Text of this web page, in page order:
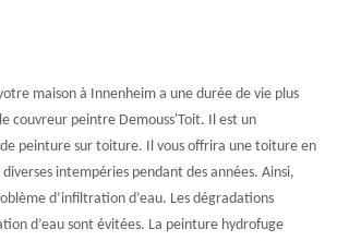
maison à Innenheim a une durée de vie plus
couvreur peintre Demouss'Toit. Il est un
peinture sur toiture. Il vous offrira une toiture en
intempéries pendant des années. Ainsi,
d’infiltration d’eau. Les dégradations
d’eau sont évitées. La peinture hydrofuge